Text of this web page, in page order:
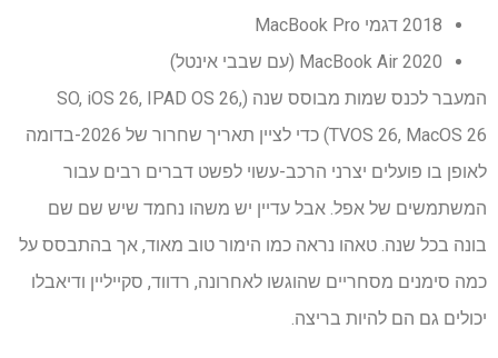
2018 דגמי MacBook Pro
2020 MacBook Air (עם שבבי אינטל)
המעבר לכנס שמות מבוסס שנה (SO, iOS 26, IPAD OS 26,
TVOS 26, MacOS 26) כדי לציין תאריך שחרור של 2026-בדומה
לאופן בו פועלים יצרני הרכב-עשוי לפשט דברים רבים עבור
המשתמשים של אפל. אבל עדיין יש משהו נחמד שיש שם שם
בונה בכל שנה. טאהו נראה כמו הימור טוב מאוד, אך בהתבסס על
כמה סימנים מסחריים שהוגשו לאחרונה, רדווד, סקייליין ודיאבלו
יכולים גם הם להיות בריצה.